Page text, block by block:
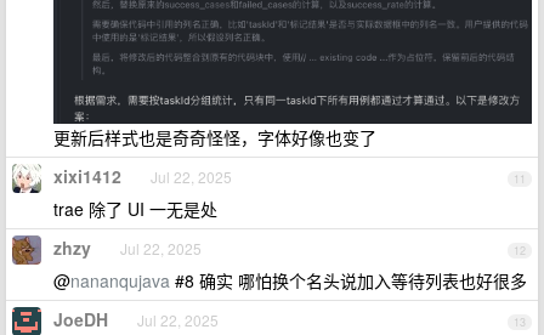
更新后样式也是奇奇怪怪，字体好像也变了
11
xixi1412 Jul 22, 2025
trae 除了 UI 一无是处
12
zhzy Jul 22, 2025
@nananqujava #8 确实 哪怕换个名头说加入等待列表也好很多
13
JoeDH Jul 22, 2025